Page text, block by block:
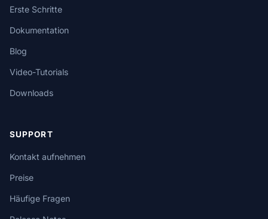
Erste Schritte
Dokumentation
Blog
Video-Tutorials
Downloads
SUPPORT
Kontakt aufnehmen
Preise
Häufige Fragen